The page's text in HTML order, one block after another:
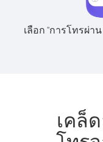
เลือก "การโทรผ่า
เคล็